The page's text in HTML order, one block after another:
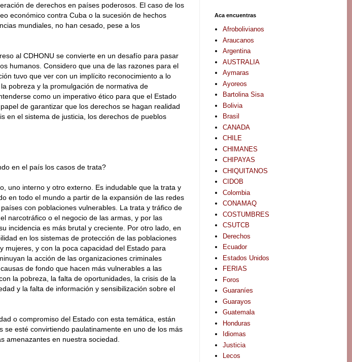
de derechos en países poderosos. El caso de los
económico contra Cuba o la sucesión de hechos
mundiales, no han cesado, pese a los
al CDHONU se convierte en un desafío para pasar
humanos. Considero que una de las razones para el
tuvo que ver con un implícito reconocimiento a lo
pobreza y la promulgación de normativa de
como un imperativo ético para que el Estado
de garantizar que los derechos se hagan realidad
en el sistema de justicia, los derechos de pueblos
en el país los casos de trata?
uno interno y otro externo. Es indudable que la trata y
en todo el mundo a partir de la expansión de las redes
con poblaciones vulnerables. La trata y tráfico de
narcotráfico o el negocio de las armas, y por las
incidencia es más brutal y creciente. Por otro lado, en
en los sistemas de protección de las poblaciones
mujeres, y con la poca capacidad del Estado para
la acción de las organizaciones criminales
de fondo que hacen más vulnerables a las
la pobreza, la falta de oportunidades, la crisis de la
y la falta de información y sensibilización sobre el
o compromiso del Estado con esta temática, están
se esté convirtiendo paulatinamente en uno de los más
amenazantes en nuestra sociedad.
Aca encuentras
Afrobolivianos
Araucanos
Argentina
AUSTRALIA
Aymaras
Ayoreos
Bartolina Sisa
Bolivia
Brasil
CANADA
CHILE
CHIMANES
CHIPAYAS
CHIQUITANOS
CIDOB
Colombia
CONAMAQ
COSTUMBRES
CSUTCB
Derechos
Ecuador
Estados Unidos
FERIAS
Foros
Guaraníes
Guarayos
Guatemala
Honduras
Idiomas
Justicia
Lecos